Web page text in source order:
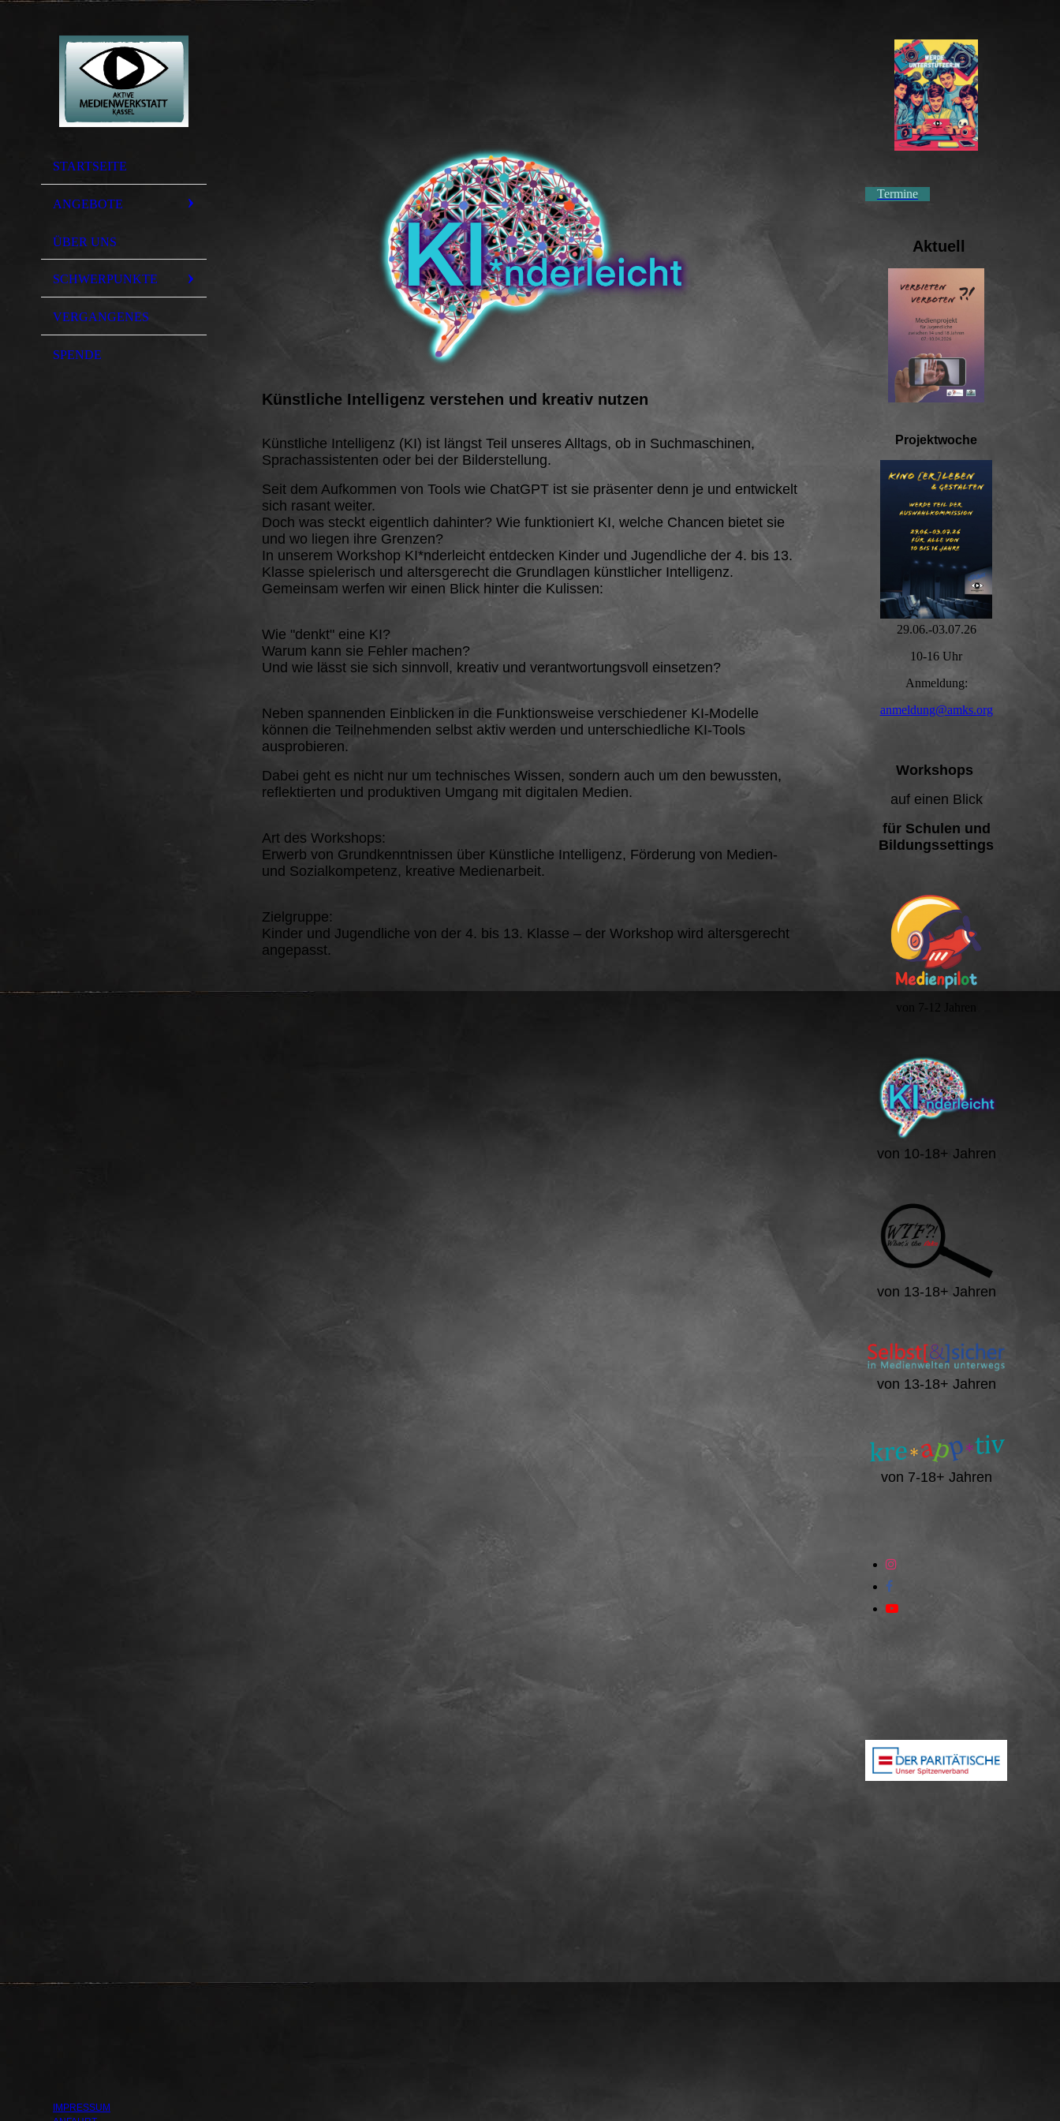
STARTSEITE
ANGEBOTE
ÜBER UNS
SCHWERPUNKTE
VERGANGENES
SPENDE
Künstliche Intelligenz verstehen und kreativ nutzen
Künstliche Intelligenz (KI) ist längst Teil unseres Alltags, ob in Suchmaschinen,
Sprachassistenten oder bei der Bilderstellung.
Seit dem Aufkommen von Tools wie ChatGPT ist sie präsenter denn je und entwickelt
sich rasant weiter.
Doch was steckt eigentlich dahinter? Wie funktioniert KI, welche Chancen bietet sie
und wo liegen ihre Grenzen?
In unserem Workshop KI*nderleicht entdecken Kinder und Jugendliche der 4. bis 13.
Klasse spielerisch und altersgerecht die Grundlagen künstlicher Intelligenz.
Gemeinsam werfen wir einen Blick hinter die Kulissen:
Wie "denkt" eine KI?
Warum kann sie Fehler machen?
Und wie lässt sie sich sinnvoll, kreativ und verantwortungsvoll einsetzen?
Neben spannenden Einblicken in die Funktionsweise verschiedener KI-Modelle
können die Teilnehmenden selbst aktiv werden und unterschiedliche KI-Tools
ausprobieren.
Dabei geht es nicht nur um technisches Wissen, sondern auch um den bewussten,
reflektierten und produktiven Umgang mit digitalen Medien.
Art des Workshops:
Erwerb von Grundkenntnissen über Künstliche Intelligenz, Förderung von Medien-
und Sozialkompetenz, kreative Medienarbeit.
Zielgruppe:
Kinder und Jugendliche von der 4. bis 13. Klasse – der Workshop wird altersgerecht
angepasst.
Termine
Aktuell
Projektwoche
29.06.-03.07.26
10-16 Uhr
Anmeldung:
anmeldung@amks.org
Workshops
auf einen Blick
für Schulen und
Bildungssettings
von 7-12 Jahren
von 10-18+ Jahren
von 13-18+ Jahren
von 13-18+ Jahren
von 7-18+ Jahren
IMPRESSUM